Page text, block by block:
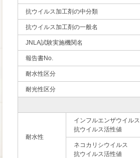
抗ウイルス加工剤の中分類
抗ウイルス加工剤の一般名
JNLA試験実施機関名
報告書No.
耐水性区分
耐光性区分
耐水性
インフルエンザウイルス
抗ウイルス活性値
ネコカリシウイルス
抗ウイルス活性値